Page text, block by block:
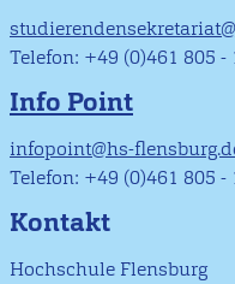
Telefon: +49 (0)461 805 -
Info Point
infopoint@hs-
Telefon: +49 (0)461 805 -
Kontakt
Hochschule Flensburg